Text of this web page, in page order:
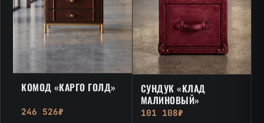
КОМОД «КАРГО ГОЛД»
246 526₽
СУНДУК «КЛАД
МАЛИНОВЫЙ»
101 108₽